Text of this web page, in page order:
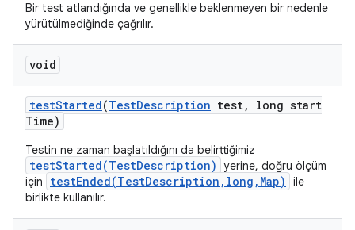
Bir test atlandığında ve genellikle beklenmeyen bir nedenle
yürütülmediğinde çağrılır.
void
testStarted(TestDescription test,
long start
Time)
Testin ne zaman başlatıldığını da belirttiğimiz
testStarted(TestDescription) yerine, doğru ölçüm
için
testEnded(TestDescription,long,Map)
ile
birlikte kullanılır.